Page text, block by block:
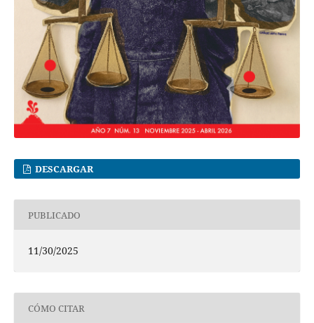
DESCARGAR
PUBLICADO
11/30/2025
CÓMO CITAR